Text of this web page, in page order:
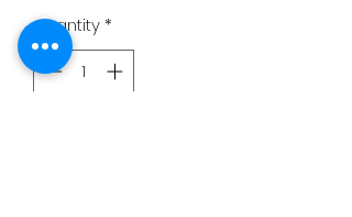
Quantity*